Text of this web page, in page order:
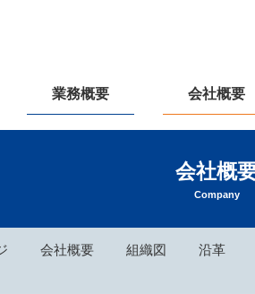
業務概要 会社概要
会社概
Company
会社概要 組織図 沿革